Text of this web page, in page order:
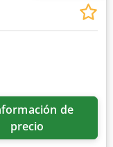
precio